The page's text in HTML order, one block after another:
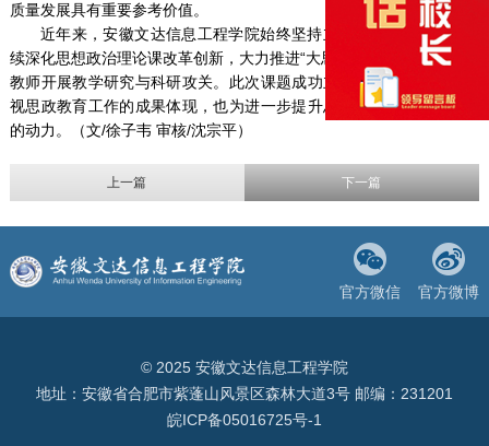
质量发展具有重要参考价值。
近年来，安徽文达信息工程学院始终坚持立德树人根本任务，持
续深化思想政治理论课改革创新，大力推进“大思政课”建设，积极鼓励
教师开展教学研究与科研攻关。此次课题成功立项，既是学校长期重
视思政教育工作的成果体现，也为进一步提升思政育人水平注入了新
的动力。（文/徐子韦 审核/沈宗平）
上一篇 下一篇
官方微信 官方微博
© 2025 安徽文达信息工程学院
地址：安徽省合肥市紫蓬山风景区森林大道3号 邮编：231201
皖ICP备05016725号-1